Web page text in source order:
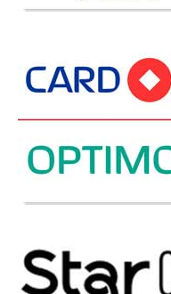
Canapea
Vella espresso
Canapea extensibila 3 locuri